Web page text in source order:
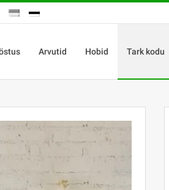
Arvutid Hobid Tark kodu